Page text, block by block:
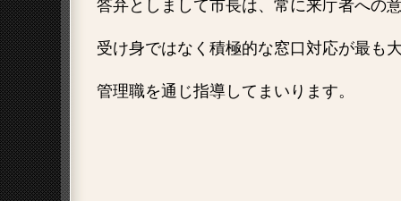
答弁としまして市長は、常に来庁者への
受け身ではなく積極的な窓口対応が最も
管理職を通じ指導してまいります。